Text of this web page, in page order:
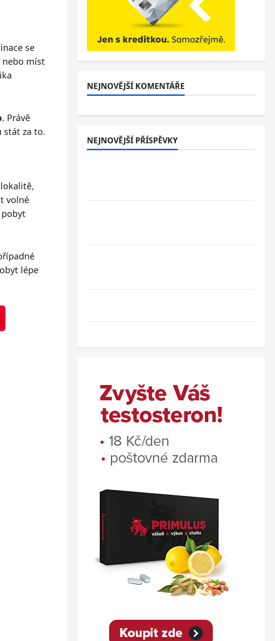
se
nebo míst
. Právě
stát za to.
volné
lépe
NEJNOVĚJŠÍ KOMENTÁŘE
NEJNOVĚJŠÍ PŘÍSPĚVKY